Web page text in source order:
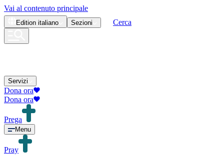
Vai al contenuto principale
Edition italiano Sezioni Cerca
Servizi
Dona ora
Dona ora
Prega
Menu
Pray